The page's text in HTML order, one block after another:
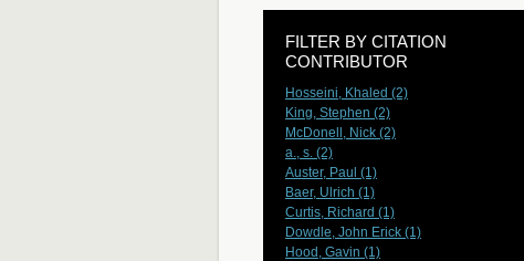
FILTER BY CITATION
CONTRIBUTOR
Hosseini, Khaled (2)
King, Stephen (2)
McDonell, Nick (2)
a., s. (2)
Auster, Paul (1)
Baer, Ulrich (1)
Curtis, Richard (1)
Dowdle, John Erick (1)
Hood, Gavin (1)